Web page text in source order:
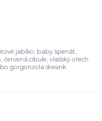
jablko, baby špenát,
cibule, vlašský ořech.
gorgonzola dresink.